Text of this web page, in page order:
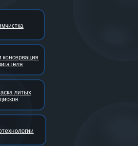
консервация
литых
дисков